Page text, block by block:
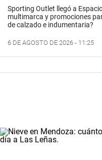
Sporting Outlet llegó a
multimarca y promociones
de calzado e indumentaria?
6 DE AGOSTO DE 2026 - 11:25